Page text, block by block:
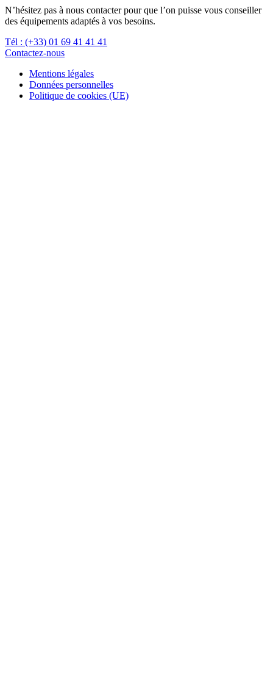
N’hésitez pas à nous contacter pour que l’on puisse vous conseiller
des équipements adaptés à vos besoins.
Tél : (+33) 01 69 41 41 41
Contactez-nous
Mentions légales
Données personnelles
Politique de cookies (UE)